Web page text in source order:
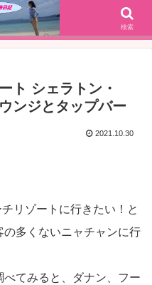
解脱)を決意、絶景や美味しいもの
母の旅行ブログ
ト シェラトン・
ンジとタップバー
2021.10.30
リゾートに行きたい！と
多くないニャチャンに行
てみると、ダナン、フー
検索